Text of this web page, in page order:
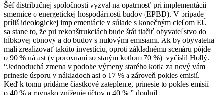
Šéf distribučnej spoločnosti vyzval na opatrnosť pri implementácii
smernice o energetickej hospodárnosti budov (EPBD). V prípade
príliš ideologickej implementácie v súlade s konečným cieľom EÚ
sa stane to, že pri rekonštrukciách bude štát tlačiť obyvateľstvo do
hĺbkovej obnovy a do budov s nulovými emisiami. Ak by obyvatelia
mali zrealizovať takúto investíciu, oproti základnému scenáru pôjde
o 90 % nárast (v porovnaní so starým kotlom 70 %), vyčíslil Hollý.
“Jednoduchá zmena v podobe výmeny starého kotla za nový vám
prinesie úsporu v nákladoch asi o 17 % a zároveň pokles emisií.
Keď k tomu pridáme čiastkové zateplenie, prinesie to pokles emisií
o 40 % a rovnako zníženie účtov o 40 %,” doplnil.